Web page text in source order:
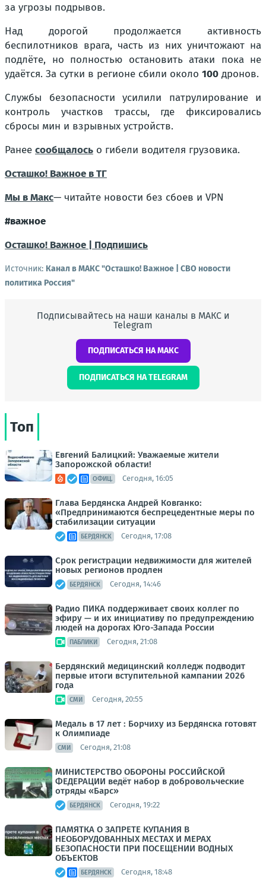
за угрозы подрывов.
Над дорогой продолжается активность
беспилотников врага, часть из них уничтожают на
подлёте, но полностью остановить атаки пока не
удаётся. За сутки в регионе сбили около 100 дронов.
Службы безопасности усилили патрулирование и
контроль участков трассы, где фиксировались
сбросы мин и взрывных устройств.
Ранее сообщалось о гибели водителя грузовика.
Осташко! Важное в ТГ
Мы в Макс— читайте новости без сбоев и VPN
#важное
Осташко! Важное | Подпишись
Источник: Канал в МАКС "Осташко! Важное | СВО новости
политика Россия"
Подписывайтесь на наши каналы в МАКС и
Telegram
ПОДПИСАТЬСЯ НА МАКС
ПОДПИСАТЬСЯ НА TELEGRAM
Топ
Евгений Балицкий: Уважаемые жители
Запорожской области!
ОФИЦ. Сегодня, 16:05
Глава Бердянска Андрей Ковганко:
«Предпринимаются беспрецедентные меры по
стабилизации ситуации
БЕРДЯНСК Сегодня, 17:08
Срок регистрации недвижимости для жителей
новых регионов продлен
БЕРДЯНСК Сегодня, 14:46
Радио ПИКА поддерживает своих коллег по
эфиру — и их инициативу по предупреждению
людей на дорогах Юго-Запада России
ПАБЛИКИ Сегодня, 21:08
Бердянский медицинский колледж подводит
первые итоги вступительной кампании 2026
года
СМИ Сегодня, 20:55
Медаль в 17 лет : Борчиху из Бердянска готовят
к Олимпиаде
СМИ Сегодня, 21:08
МИНИСТЕРСТВО ОБОРОНЫ РОССИЙСКОЙ
ФЕДЕРАЦИИ ведёт набор в добровольческие
отряды «Барс»
БЕРДЯНСК Сегодня, 19:22
ПАМЯТКА О ЗАПРЕТЕ КУПАНИЯ В
НЕОБОРУДОВАННЫХ МЕСТАХ И МЕРАХ
БЕЗОПАСНОСТИ ПРИ ПОСЕЩЕНИИ ВОДНЫХ
ОБЪЕКТОВ
БЕРДЯНСК Сегодня, 18:48